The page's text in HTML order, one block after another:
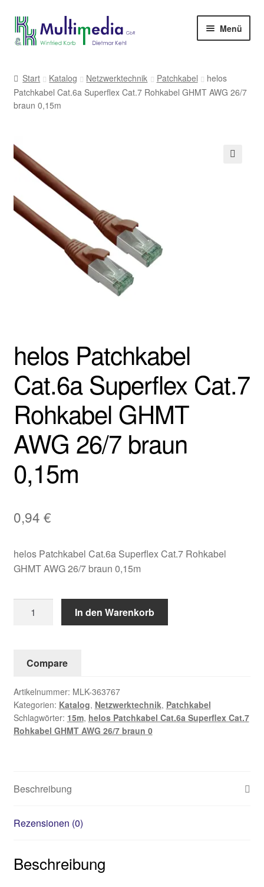
Zur
Navigation
Zum
Inhalt
Menü
Start Katalog Netzwerktechnik Patchkabel
helos
Patchkabel Cat.6a Superflex Cat.7 Rohkabel GHMT AWG 26/7
braun 0,15m
helos Patchkabel
Cat.6a Superflex Cat.7
Rohkabel GHMT
AWG 26/7 braun
0,15m
0,94 €
helos Patchkabel Cat.6a Superflex Cat.7 Rohkabel
GHMT AWG 26/7 braun 0,15m
Patchkabel
Cat.7
GHMT
AWG
26/7
braun
In den Warenkorb
Compare
Artikelnummer: MLK-363767
Kategorien: Katalog, Netzwerktechnik, Patchkabel
Schlagwörter: 15m, helos Patchkabel Cat.6a Superflex Cat.7
Rohkabel GHMT AWG 26/7 braun 0
Beschreibung
Rezensionen (0)
Beschreibung